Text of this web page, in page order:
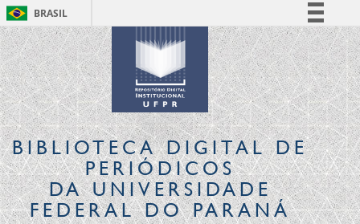
BRASIL
Simplifique!
Comunica BR
Participe
Acesso à informação
Legislação
Canais
BIBLIOTECA DIGITALDE
PERIÓDICOS
DA UNIVERSIDADE
FEDERAL DO PARANÁ